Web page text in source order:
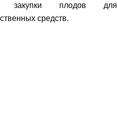
закупки плодов для
средств.